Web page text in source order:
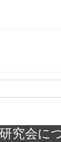
究会に